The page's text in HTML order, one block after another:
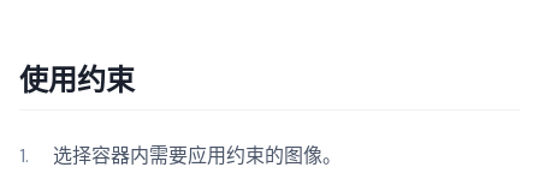
使用约束
选择容器内需要应用约束的图像。